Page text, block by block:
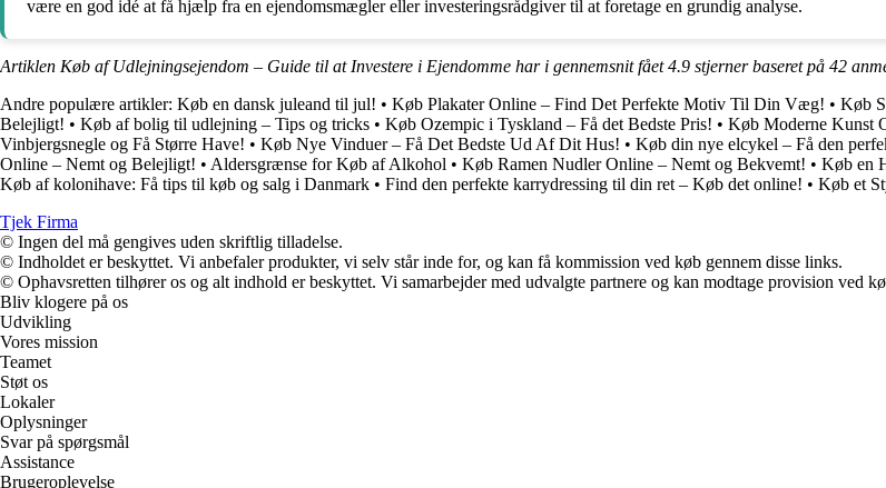
være en god idé at få hjælp fra en ejendomsmægler eller investeringsrådgiver til at foretage en grundig analyse.
Artiklen Køb af Udlejningsejendom – Guide til at Investere i Ejendomme har i gennemsnit fået4.9 stjerner baseret på 42
Andre populære artikler: Køb en dansk juleand til jul! • Køb Plakater Online – Find Det Perfekte Motiv Til Din Væg! • Køb
Belejligt! • Køb af bolig til udlejning – Tips og tricks • Køb Ozempic i Tyskland – Få det Bedste Pris! • Køb Moderne Kunst
Vinbjergsnegle og Få Større Have! • Køb Nye Vinduer – Få Det Bedste Ud Af Dit Hus! • Køb din nye elcykel – Få den
Online – Nemt og Belejligt! • Aldersgrænse for Køb af Alkohol • Køb Ramen Nudler Online – Nemt og Bekvemt! • Køb en
Køb af kolonihave: Få tips til køb og salg i Danmark • Find den perfekte karrydressing til din ret – Køb det online! • Køb et
Tjek Firma
© Ingen del må gengives uden skriftlig tilladelse.
© Indholdet er beskyttet. Vi anbefaler produkter, vi selv står inde for, og kan få kommission ved køb gennem disse links.
© Ophavsretten tilhører os og alt indhold er beskyttet. Vi samarbejder med udvalgte partnere og kan modtage provision ved
Bliv klogere på os
Udvikling
Vores mission
Teamet
Støt os
Lokaler
Oplysninger
Svar på spørgsmål
Assistance
Brugeroplevelse